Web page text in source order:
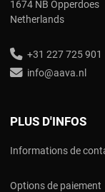
1674 NB Opperdoes
Netherlands
+31 227 725 901
info@aava.nl
PLUS D'INFOS
Informations de
Options de paiement